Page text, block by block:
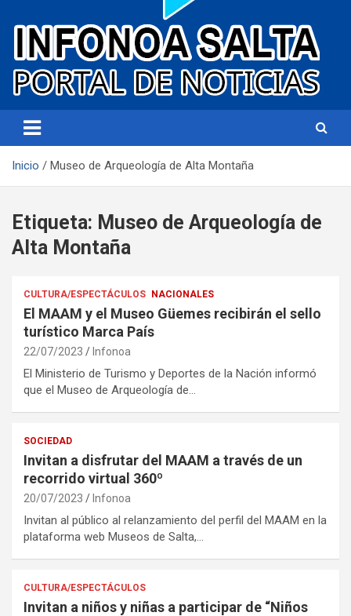
Infonoa Salta
Inicio Museo de Arqueología de Alta Montaña
Etiqueta: Museo de Arqueología de
Alta Montaña
CULTURA/ESPECTÁCULOS NACIONALES
El MAAM y el Museo Güemes recibirán el sello
turístico Marca País
22/07/2023 Infonoa
El Ministerio de Turismo y Deportes de la Nación informó
que el Museo de Arqueología de…
SOCIEDAD
Invitan a disfrutar del MAAM a través de un
recorrido virtual 360º
20/07/2023 Infonoa
Invitan al público al relanzamiento del perfil del MAAM en la
plataforma web Museos de Salta,…
CULTURA/ESPECTÁCULOS
Invitan a niños y niñas a participar de “Niños